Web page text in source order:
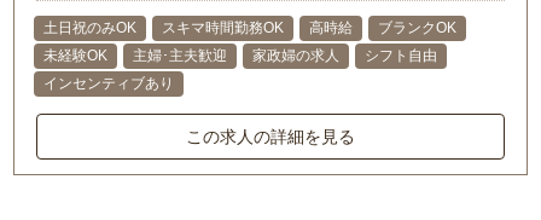
土日祝のみOK スキマ時間勤務OK 高時給
ブランクOK
未経験OK
主婦･主夫歓迎 家政婦の求人
シフト自由
インセンティブあり
この求人の詳細を見る